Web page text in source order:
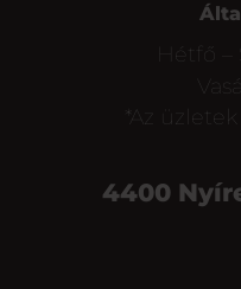
Hétfő
*Az
4400